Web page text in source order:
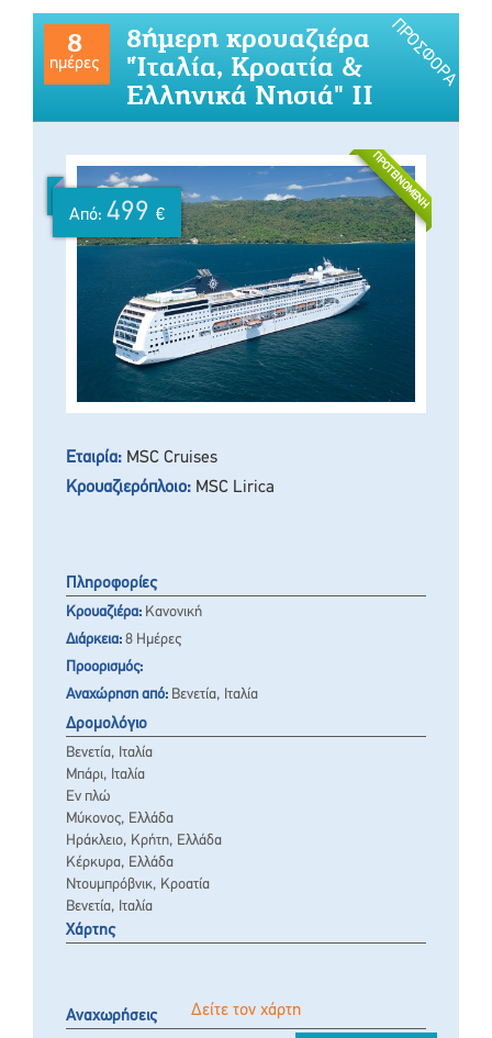
ΠΡΟΣΦΟΡΆ
8
ημέρες
8ήμερη κρουαζιέρα
"Ίταλία, Κροατία &
Ελληνικά Νησιά" II
ΠΡΟΤΕΙΝΌΜΕΝΗ
Εταιρία: MSC Cruises
Κρουαζιερόπλοιο: MSC Lirica
Από: 499 €
Πληροφορίες
Κρουαζιέρα: Κανονική
Διάρκεια: 8 Ημέρες
Προορισμός:
Αναχώρηση από: Βενετία, Ιταλία
Δρομολόγιο
Βενετία, Ιταλία
Μπάρι, Ιταλία
Εν πλώ
Μύκονος, Ελλάδα
Ηράκλειο, Κρήτη, Ελλάδα
Κέρκυρα, Ελλάδα
Ντουμπρόβνικ, Κροατία
Βενετία, Ιταλία
Χάρτης
Δείτε τον χάρτη
Αναχωρήσεις